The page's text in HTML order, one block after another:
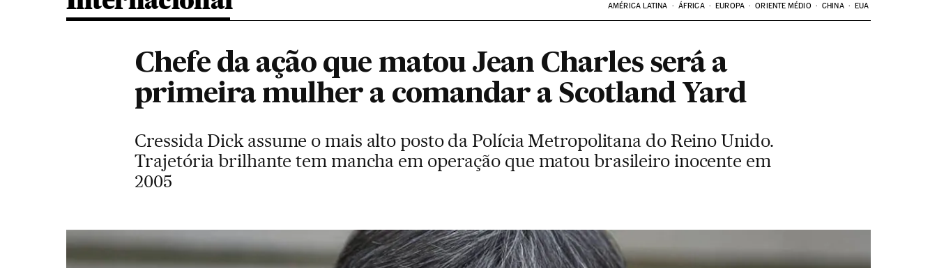
AMÉRICA LATINA ÁFRICA EUROPA ORIENTE MÉDIO CHINA EUA
Chefe da ação que matou Jean Charles será a
primeira mulher a comandar a Scotland Yard
Cressida Dick assume o mais alto posto da Polícia Metropolitana do Reino Unido.
Trajetória brilhante tem mancha em operação que matou brasileiro inocente em
2005